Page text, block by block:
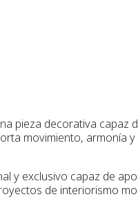
pieza decorativa capaz
movimiento, armonía
y exclusivo capaz de
de interiorismo